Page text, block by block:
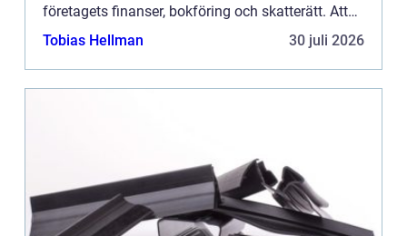
företagets finanser, bokföring och skatterätt. Att
hitta rätt redovisningsbyrå kan vara avgörande för
Tobias Hellman 30 juli 2026